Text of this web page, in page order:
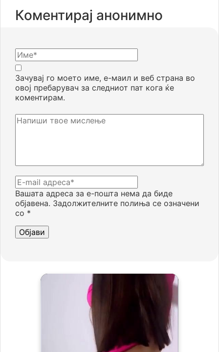
Коментирај анонимно
Вашата адреса за е-пошта нема да биде
објавена. Задолжителните полиња се означени
со *
Зачувај го моето име, е-маил и веб страна во
овој пребарувач за следниот пат кога ќе
коментирам.